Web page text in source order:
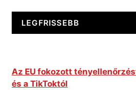
LEGFRISSEBB
Az EU fokozott
és a TikToktól